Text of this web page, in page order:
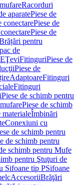
Racorduri
aparatePiese de
conectarePiese de
Piese de
pentru
de
ŢeviFitinguriPiese de
Piese de
AdaptoareFitinguri
Fitinguri
Piese de schimb pentru
Piese de schimb
materialeÎmbinări
Conexiuni cu
de schimb pentru
de schimb pentru
schimb pentru Mufe
pentru Ştuţuri de
Sifoane tip PSifoane
AccesoriiBrăţări